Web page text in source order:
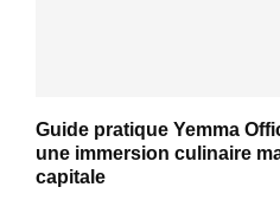
Guide pratique Yemma
une immersion culinaire
capitale